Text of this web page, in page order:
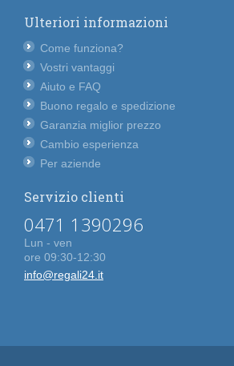
Ulteriori informazioni
Come funziona?
Vostri vantaggi
Aiuto e FAQ
Buono regalo e spedizione
Garanzia miglior prezzo
Cambio esperienza
Per aziende
Servizio clienti
0471 1390296
Lun - ven
ore 09:30-12:30
info@regali24.it